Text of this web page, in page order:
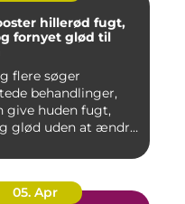
hillerød fugt,
fornyet glød til
flere søger
behandlinger,
give huden fugt,
glød uden at ændre
05. Apr